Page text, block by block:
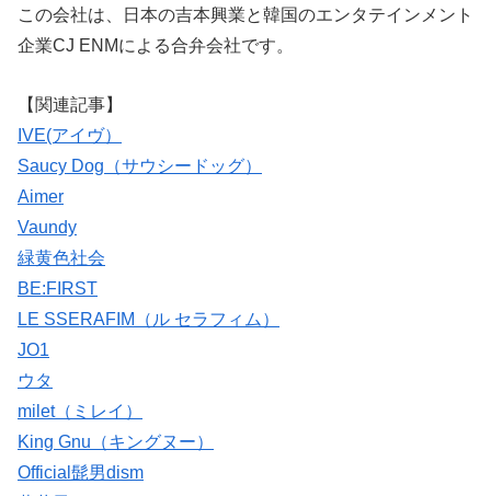
この会社は、日本の吉本興業と韓国のエンタテインメント
企業CJ ENMによる合弁会社です。
【関連記事】
IVE(アイヴ）
Saucy Dog（サウシードッグ）
Aimer
Vaundy
緑黄色社会
BE:FIRST
LE SSERAFIM（ル セラフィム）
JO1
ウタ
milet（ミレイ）
King Gnu（キングヌー）
Official髭男dism